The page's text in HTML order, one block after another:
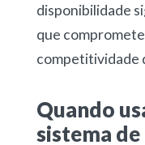
disponibilidade
que
competitividade
Quando
sistema